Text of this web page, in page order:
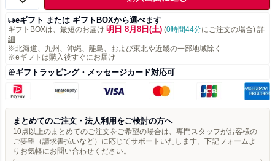
eギフト または ギフトBOXから選べます
ギフトBOXは、最短のお届け 明日 8月8日(土) (0時間44分にご注文の場合) 詳
細
※北海道、九州、沖縄、離島、および東北や近畿の一部地域除く
※eギフトは購入後すぐにお届け
ギフトラッピング・メッセージカード対応可
まとめてのご注文・法人利用をご検討の方へ
10点以上のまとめてのご注文をご希望の場合は、専門スタッフがお客様の
ご要望（請求書払いなど）に応じてサポートいたします。下記フォームよ
りお気軽にお問い合わせください。